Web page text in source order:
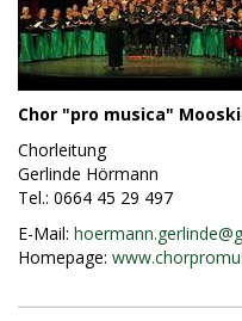
Chor "pro musica"
Chorleitung
Gerlinde Hörmann
Tel.: 0664 45 29 497
E-Mail: hoermann.gerlinde@
Homepage: